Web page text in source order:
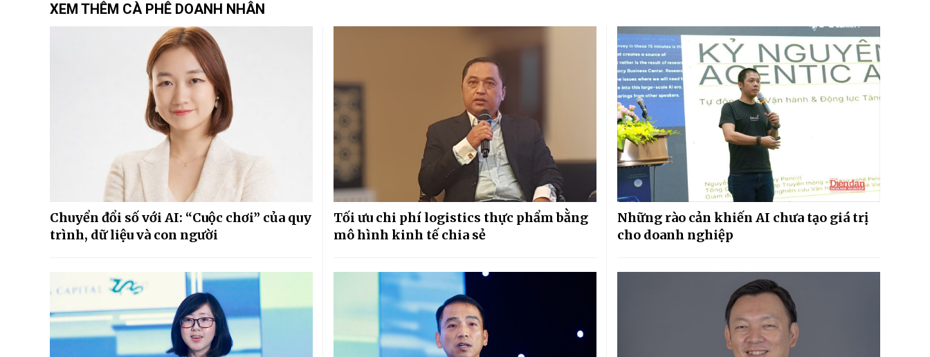
XEM THÊM CÀ PHÊ DOANH NHÂN
Chuyển đổi số với AI: “Cuộc chơi” của quy
trình, dữ liệu và con người
Tối ưu chi phí logistics thực phẩm bằng
mô hình kinh tế chia sẻ
Những rào cản khiến AI chưa tạo giá trị
cho doanh nghiệp